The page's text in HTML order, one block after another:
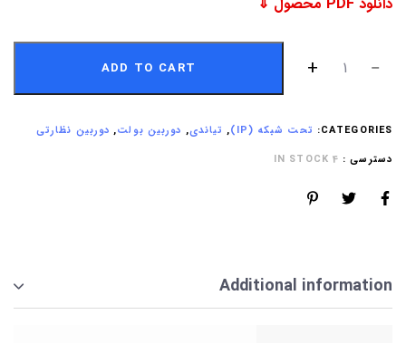
ADD TO CART
CATEGORIES: تحت شبکه (IP) , تیاندی, دوربین بولت, دوربین نظارتی
دسترسی : 4 IN STOCK
Additional information